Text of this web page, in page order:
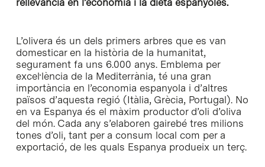
L’olivera és un dels primers arbres que es van
domesticar en la història de la humanitat,
segurament fa uns 6.000 anys. Emblema per
excel·lència de la Mediterrània, té una gran
importància en l’economia espanyola i d’altres
països d’aquesta regió (Itàlia, Grècia, Portugal). No
en va Espanya és el màxim productor d’oli d’oliva
del món. Cada any s’elaboren gairebé tres milions
tones d’oli, tant per a consum local com per a
exportació, de les quals Espanya produeix un terç.